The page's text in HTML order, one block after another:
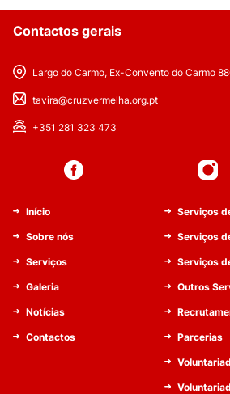
Contactos gerais
Largo do Carmo, Ex-Convento do Carmo
tavira@cruzvermelha.org.pt
+351 281 323 473
Início
Sobre nós
Serviços
Galeria
Notícias
Contactos
Serviços
Serviços
Serviços
Outros
Parcerias